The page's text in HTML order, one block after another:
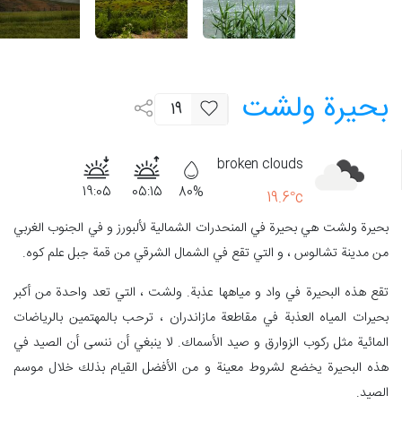
بحيرة ولشت 19
broken clouds
19.6°c
80%
05:15
19:05
بحيرة ولشت هي بحيرة في المنحدرات الشمالية لألبورز و في الجنوب الغربي
من مدينة تشالوس ، و التي تقع في الشمال الشرقي من قمة جبل علم كوه.
تقع هذه البحيرة في واد و مياهها عذبة. ولشت ، التي تعد واحدة من أكبر
بحيرات المياه العذبة في مقاطعة مازاندران ، ترحب بالمهتمين بالرياضات
المائية مثل ركوب الزوارق و صيد الأسماك. لا ينبغي أن ننسى أن الصيد في
هذه البحيرة يخضع لشروط معينة و من الأفضل القيام بذلك خلال موسم
الصيد.